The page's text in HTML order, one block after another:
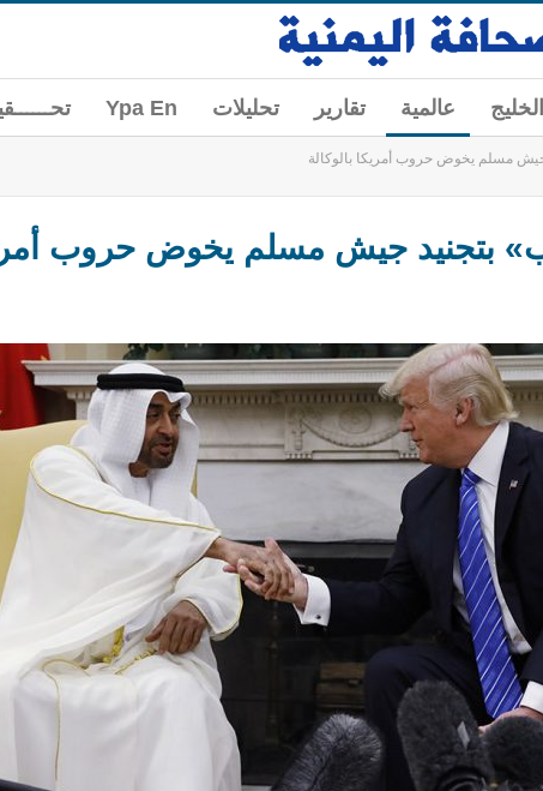
الخليج عالمية تقارير تحليلات Ypa En
جيش مسلم يخوض حروب أمريكا بالوكالة
بتجنيد جيش مسلم يخوض حروب